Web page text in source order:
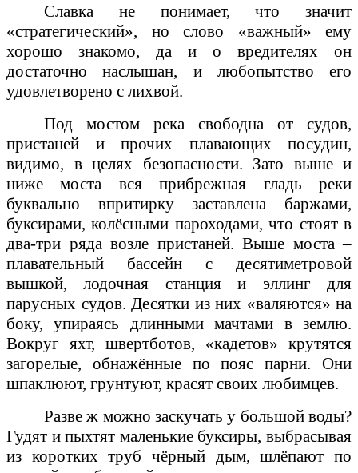
Славка не понимает, что значит
«стратегический», но слово «важный» ему
хорошо знакомо, да и о вредителях он
достаточно наслышан, и любопытство его
удовлетворено с лихвой.
Под мостом река свободна от судов,
пристаней и прочих плавающих посудин,
видимо, в целях безопасности. Зато выше и
ниже моста вся прибрежная гладь реки
буквально впритирку заставлена баржами,
буксирами, колёсными пароходами, что стоят в
два-три ряда возле пристаней. Выше моста –
плавательный бассейн с десятиметровой
вышкой, лодочная станция и эллинг для
парусных судов. Десятки из них «валяются» на
боку, упираясь длинными мачтами в землю.
Вокруг яхт, швертботов, «кадетов» крутятся
загорелые, обнажённые по пояс парни. Они
шпаклюют, грунтуют, красят своих любимцев.
Разве ж можно заскучать у большой воды?
Гудят и пыхтят маленькие буксиры, выбрасывая
из коротких труб чёрный дым, шлёпают по